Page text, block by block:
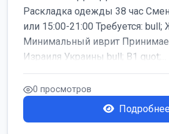
Раскладка одежды 38 час
или 15:00-21:00 Требуется:
Минимальный иврит
Израиля Украины bull; B1 quot;...
0 просмотров
Подробнее